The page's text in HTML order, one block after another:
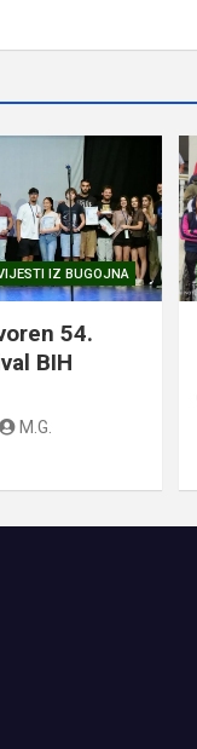
IZ BUGOJNA
54.
BIH
M.G.